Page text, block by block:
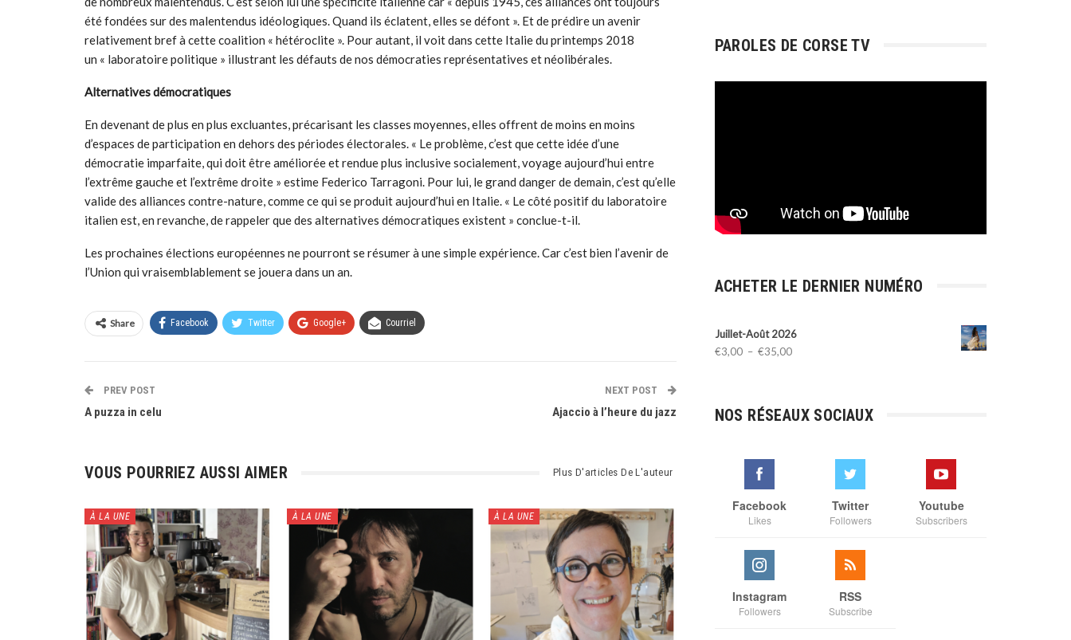
été fondées sur des malentendus idéologiques. Quand ils éclatent, elles se défont ». Et de prédire un avenir
relativement bref à cette coalition « hétéroclite ». Pour autant, il voit dans cette Italie du printemps 2018
un « laboratoire politique » illustrant les défauts de nos démocraties représentatives et néolibérales.
Alternatives démocratiques
En devenant de plus en plus excluantes, précarisant les classes moyennes, elles offrent de moins en moins
d’espaces de participation en dehors des périodes électorales. « Le problème, c’est que cette idée d’une
démocratie imparfaite, qui doit être améliorée et rendue plus inclusive socialement, voyage aujourd’hui entre
l’extrême gauche et l’extrême droite » estime Federico Tarragoni. Pour lui, le grand danger de demain, c’est qu’elle
valide des alliances contre-nature, comme ce qui se produit aujourd’hui en Italie. « Le côté positif du laboratoire
italien est, en revanche, de rappeler que des alternatives démocratiques existent » conclue-t-il.
Les prochaines élections européennes ne pourront se résumer à une simple expérience. Car c’est bien l’avenir de
l’Union qui vraisemblablement se jouera dans un an.
Share Facebook Twitter Google+ Courriel
PREV POST
A puzza in celu
NEXT POST
Ajaccio à l’heure du jazz
VOUS POURRIEZ AUSSI AIMER Plus D'articles De L'auteur
À LA UNE À LA UNE À LA UNE
PAROLES DE CORSE TV
ACHETER LE DERNIER NUMÉRO
Juillet-Août 2026
€3,00 – €35,00Plage
à
NOS RÉSEAUX SOCIAUX
Facebook
Likes
Twitter
Followers
Youtube
Subscribers
Instagram
Followers
RSS
Subscribe